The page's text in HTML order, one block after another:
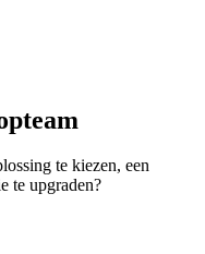
te kiezen, een
te upgraden?